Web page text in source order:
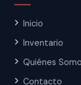
Inicio
Inventario
Quiénes
Contacto